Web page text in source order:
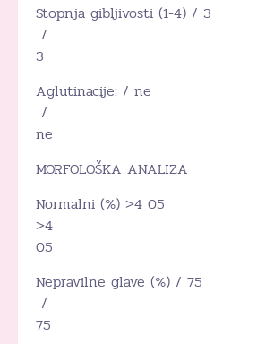
Stopnja gibljivosti (1-4) / 3
/
3
Aglutinacije: / ne
/
ne
MORFOLOŠKA ANALIZA
Normalni (%) >4 05
>4
05
Nepravilne glave (%) / 75
/
75